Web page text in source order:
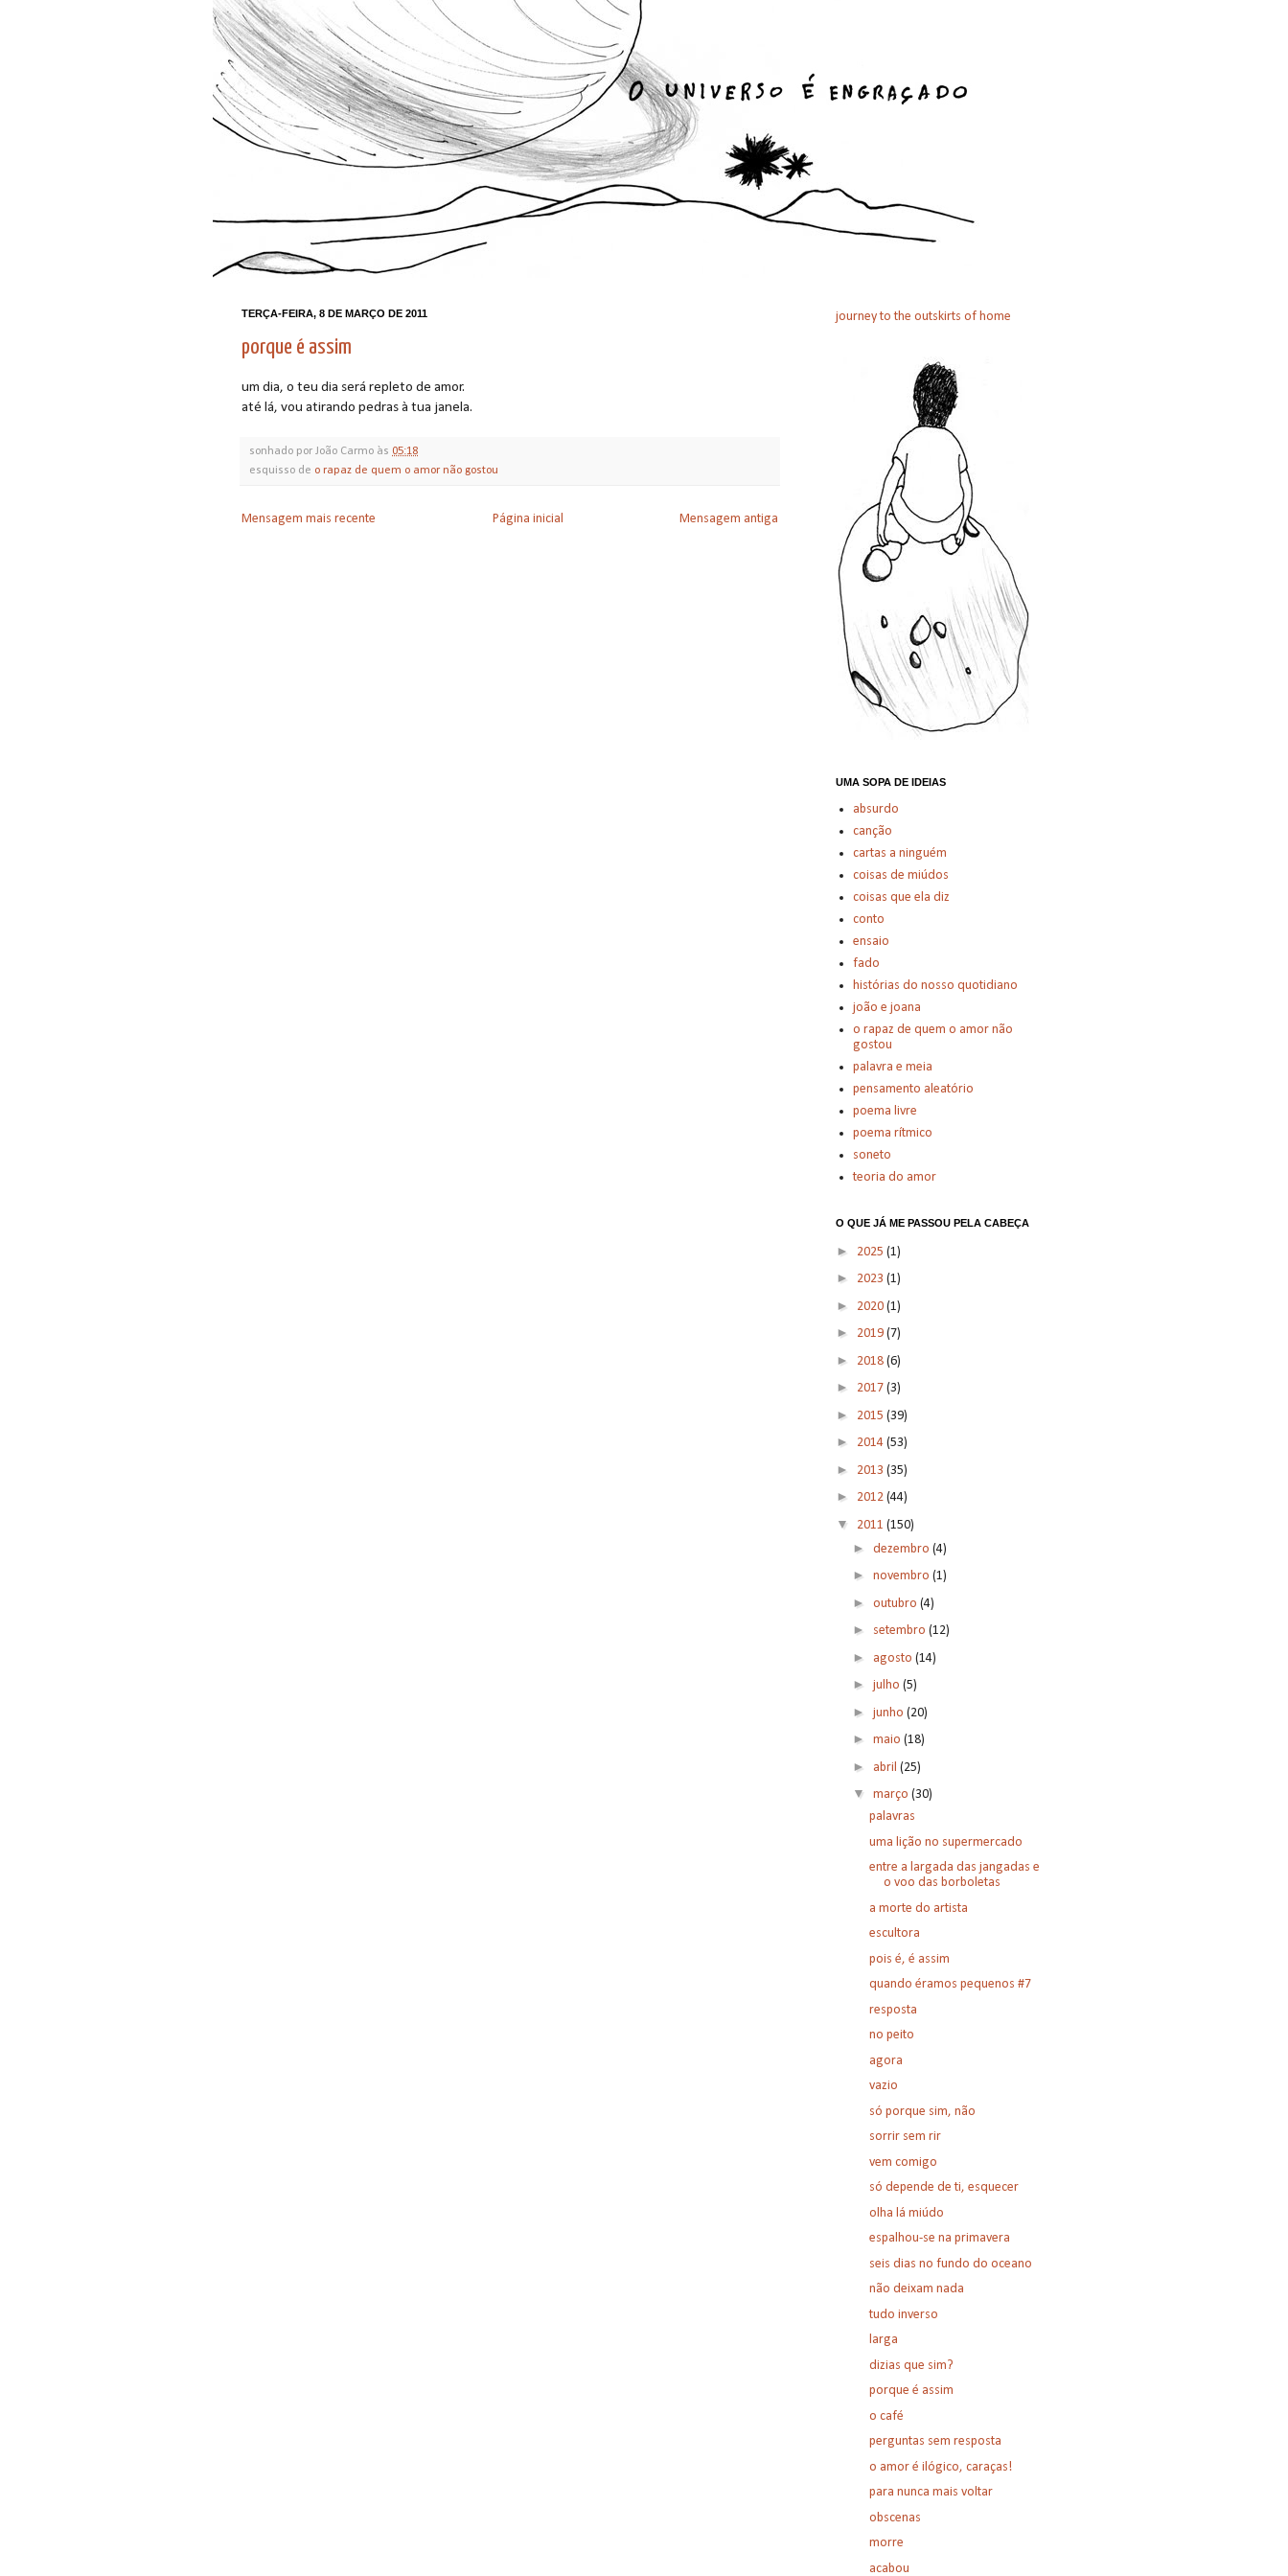
TERÇA-FEIRA, 8 DE MARÇO DE 2011
porque é assim
um dia, o teu dia será repleto de amor.
até lá, vou atirando pedras à tua janela.
sonhado por João Carmo às 05:18
esquisso de o rapaz de quem o amor não gostou
Mensagem mais recente Mensagem antiga
Página inicial
journey to the outskirts of home
UMA SOPA DE IDEIAS
absurdo
canção
cartas a ninguém
coisas de miúdos
coisas que ela diz
conto
ensaio
fado
histórias do nosso quotidiano
joão e joana
o rapaz de quem o amor não
gostou
palavra e meia
pensamento aleatório
poema livre
poema rítmico
soneto
teoria do amor
O QUE JÁ ME PASSOU PELA CABEÇA
► 2025 (1)
► 2023 (1)
► 2020 (1)
► 2019 (7)
► 2018 (6)
► 2017 (3)
► 2015 (39)
► 2014 (53)
► 2013 (35)
► 2012 (44)
▼ 2011 (150)
► dezembro (4)
► novembro (1)
► outubro (4)
► setembro (12)
► agosto (14)
► julho (5)
► junho (20)
► maio (18)
► abril (25)
▼ março (30)
palavras
uma lição no supermercado
entre a largada das jangadas e
o voo das borboletas
a morte do artista
escultora
pois é, é assim
quando éramos pequenos #7
resposta
no peito
agora
vazio
só porque sim, não
sorrir sem rir
vem comigo
só depende de ti, esquecer
olha lá miúdo
espalhou-se na primavera
seis dias no fundo do oceano
não deixam nada
tudo inverso
larga
dizias que sim?
porque é assim
o café
perguntas sem resposta
o amor é ilógico, caraças!
para nunca mais voltar
obscenas
morre
acabou